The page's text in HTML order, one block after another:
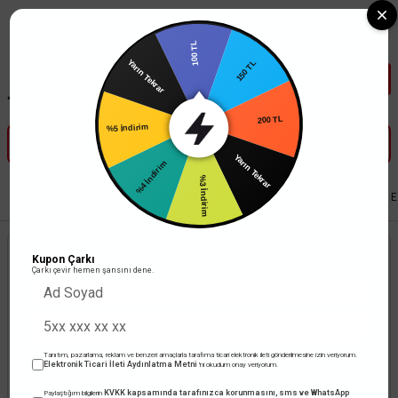
Tüm Banka Kartlarına Vade Farksız 3-5 Taksit Fırsatı Mailorder ile
Led Aydınlatma Ampul Led Ampul Osram 13W Led Ampul
150 TL
Yarın Tekrar
%3 İndirim
%4 İndirim
Yarın Tekrar
Kupon Çarkı
Çarkı çevir hemen şansını dene.
Tanıtım, pazarlama, reklam ve benzeri amaçlarla tarafıma ticari elektronik ileti gönderilmesine izin veriyorum.
Elektronik Ticari İleti Aydınlatma Metni 'ni okudum onay veriyorum.
Paylaştığım bilgilerin KVKK kapsamında tarafınızca korunmasını, sms ve WhatsApp